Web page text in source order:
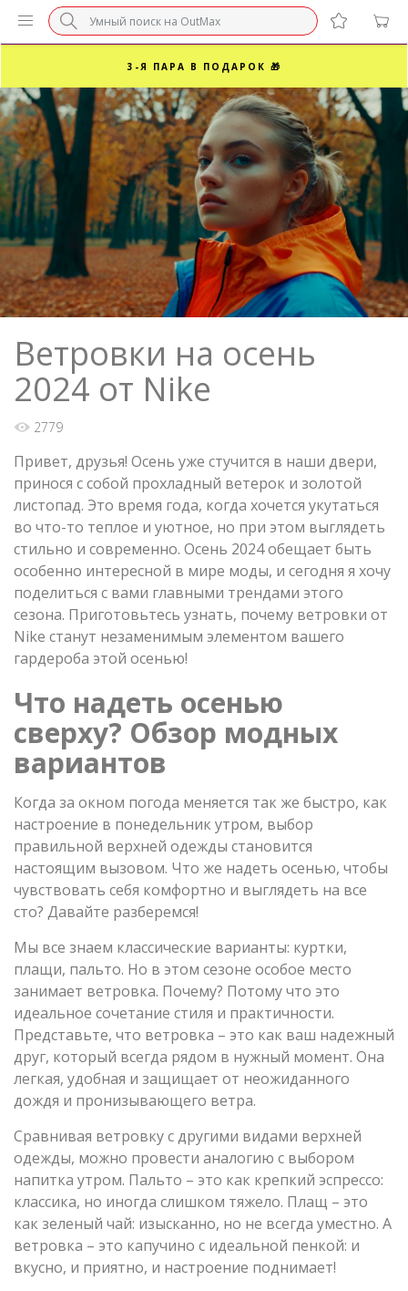
БЕЗ НАЦЕНКИ МАРКЕТПЛЕЙСОВ ⚡ ВАШ РАЗМЕР
3-Я ПАРА В ПОДАРОК 🎁
ПОСЛЕДНИЕ РАЗМЕРЫ ОТ 1500₽⚡️
СУПЕРАКЦИЯ 🔥 2-Я ПАРА -50%
Ветровки на осень
2024 от Nike
2779
Привет, друзья! Осень уже стучится в наши двери,
принося с собой прохладный ветерок и золотой
листопад. Это время года, когда хочется укутаться
во что-то теплое и уютное, но при этом выглядеть
стильно и современно. Осень 2024 обещает быть
особенно интересной в мире моды, и сегодня я хочу
поделиться с вами главными трендами этого
сезона. Приготовьтесь узнать, почему ветровки от
Nike станут незаменимым элементом вашего
гардероба этой осенью!
Что надеть осенью
сверху? Обзор модных
вариантов
Когда за окном погода меняется так же быстро, как
настроение в понедельник утром, выбор
правильной верхней одежды становится
настоящим вызовом. Что же надеть осенью, чтобы
чувствовать себя комфортно и выглядеть на все
сто? Давайте разберемся!
Мы все знаем классические варианты: куртки,
плащи, пальто. Но в этом сезоне особое место
занимает ветровка. Почему? Потому что это
идеальное сочетание стиля и практичности.
Представьте, что ветровка – это как ваш надежный
друг, который всегда рядом в нужный момент. Она
легкая, удобная и защищает от неожиданного
дождя и пронизывающего ветра.
Сравнивая ветровку с другими видами верхней
одежды, можно провести аналогию с выбором
напитка утром. Пальто – это как крепкий эспрессо:
классика, но иногда слишком тяжело. Плащ – это
как зеленый чай: изысканно, но не всегда уместно. А
ветровка – это капучино с идеальной пенкой: и
вкусно, и приятно, и настроение поднимает!